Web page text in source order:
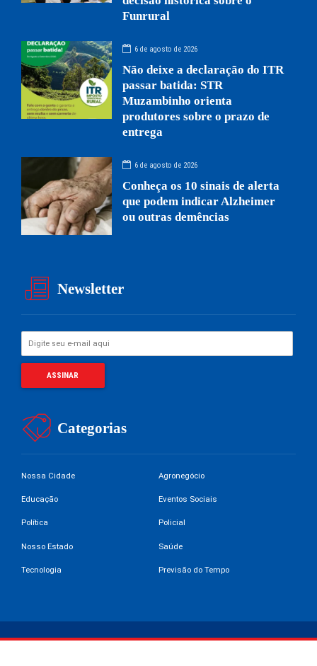
Funrural
6 de agosto de 2026
Não deixe a declaração do ITR
passar batida: STR
Muzambinho orienta
produtores sobre o prazo de
entrega
6 de agosto de 2026
Conheça os 10 sinais de alerta
que podem indicar Alzheimer
ou outras demências
Newsletter
Categorias
Nossa Cidade Agronegócio
Educação Eventos Sociais
Política Policial
Nosso Estado Saúde
Tecnologia Previsão do Tempo